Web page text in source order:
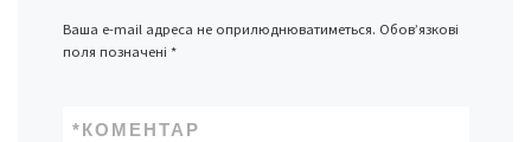
Ваша e-mail адреса не оприлюднюватиметься. Обов’язкові
поля позначені *
КОМЕНТАР
*